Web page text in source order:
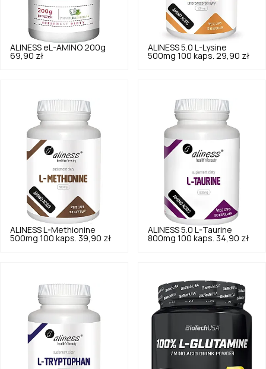
ALINESS eL-AMINO 200g
69,90 zł
ALINESS 5.0 L-Lysine
500mg 100 kaps. 29,90 zł
ALINESS
L-Methionine
500mg 100 kaps. 39,90 zł
ALINESS 5.0
L-Taurine
800mg 100 kaps. 34,90 zł